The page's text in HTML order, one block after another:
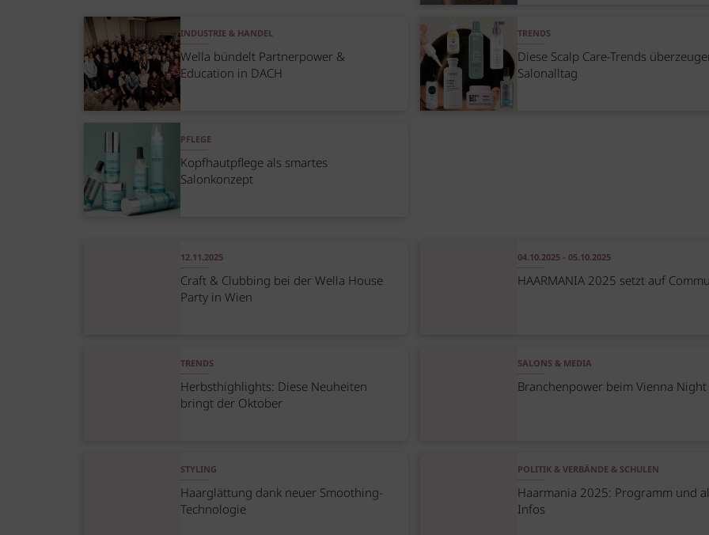
INDUSTRIE & HANDEL
Wella bündelt Partnerpower &
Education in DACH
TRENDS
Diese Scalp Care-Trends
Salonalltag
PFLEGE
Kopfhautpflege als smartes
Salonkonzept
12.11.2025
Craft & Clubbing bei der Wella House
Party in Wien
04.10.2025 - 05.10.2025
HAARMANIA 2025 setzt auf
TRENDS
Herbsthighlights: Diese Neuheiten
bringt der Oktober
SALONS & MEDIA
Branchenpower beim Vienna
STYLING
Haarglättung dank neuer Smoothing-
Technologie
POLITIK & VERBÄNDE & SCHULEN
Haarmania 2025: Programm und
Infos